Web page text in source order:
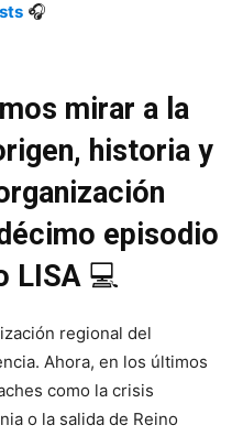
🎧
mirar a la
historia y
episodio
LISA 💻
regional del
Ahora, en los últimos
como la crisis
o la salida de Reino